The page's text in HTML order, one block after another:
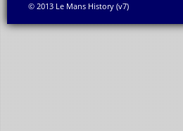
© 2013 Le Mans History (v7)